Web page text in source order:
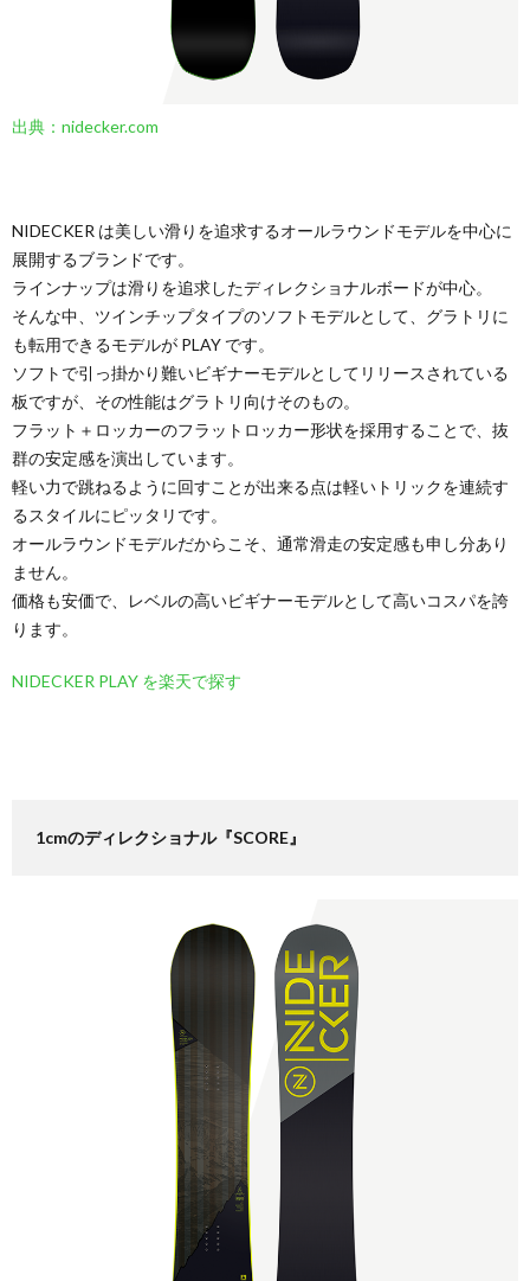
出典：nidecker.com
NIDECKER は美しい滑りを追求するオールラウンドモデルを中心に
展開するブランドです。
ラインナップは滑りを追求したディレクショナルボードが中心。
そんな中、ツインチップタイプのソフトモデルとして、グラトリに
も転用できるモデルが PLAY です。
ソフトで引っ掛かり難いビギナーモデルとしてリリースされている
板ですが、その性能はグラトリ向けそのもの。
フラット＋ロッカーのフラットロッカー形状を採用することで、抜
群の安定感を演出しています。
軽い力で跳ねるように回すことが出来る点は軽いトリックを連続す
るスタイルにピッタリです。
オールラウンドモデルだからこそ、通常滑走の安定感も申し分あり
ません。
価格も安価で、レベルの高いビギナーモデルとして高いコスパを誇
ります。
NIDECKER PLAY を楽天で探す
1cmのディレクショナル『SCORE』